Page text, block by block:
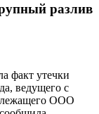
разлив
факт утечки
ведущего с
ООО